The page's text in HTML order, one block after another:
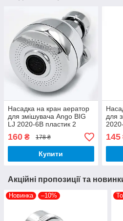
Насадка на кран аератор
для змішувача Ango BIG
LJ 2020-6В пластик 2
перехідником М24
160 ₴ 178 ₴
Купити
для
145
Акційні пропозиції та
Новинка –10%